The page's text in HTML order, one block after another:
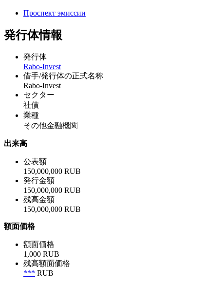
Проспект эмиссии
発行体情報
発行体
Rabo-Invest
借手/発行体の正式名称
Rabo-Invest
セクター
社債
業種
その他金融機関
出来高
公表額
150,000,000 RUB
発行金額
150,000,000 RUB
残高金額
150,000,000 RUB
額面価格
額面価格
1,000 RUB
残高額面価格
*** RUB